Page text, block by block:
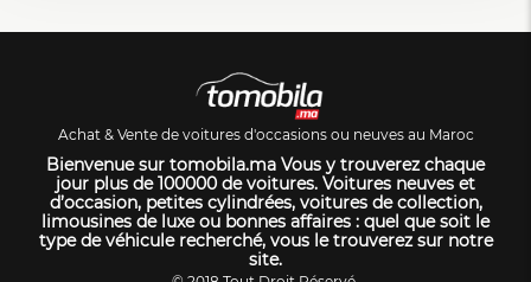
Achat & Vente de voitures d'occasions ou neuves au Maroc
Bienvenue sur tomobila.ma Vous y trouverez chaque
jour plus de 100000 de voitures. Voitures neuves et
d’occasion, petites cylindrées, voitures de collection,
limousines de luxe ou bonnes affaires : quel que soit le
type de véhicule recherché, vous le trouverez sur notre
site.